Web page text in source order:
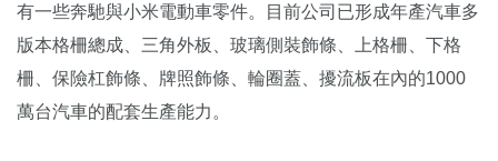
有一些奔馳與小米電動車零件。目前公司已形成年產汽車多
版本格柵總成、三角外板、玻璃側裝飾條、上格柵、下格
柵、保險杠飾條、牌照飾條、輪圈蓋、擾流板在內的1000
萬台汽車的配套生產能力。